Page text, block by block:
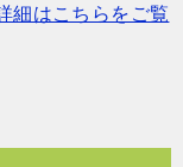
細はこちらをご覧